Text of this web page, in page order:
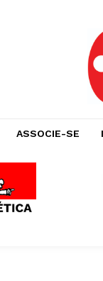
ASSOCIE-SE